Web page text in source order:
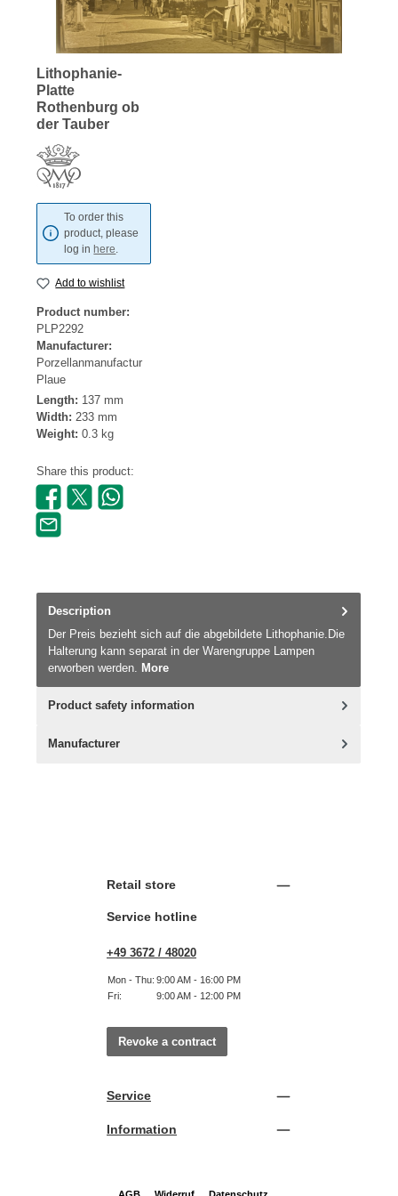
Lithophanie-
Platte
Rothenburg ob
der Tauber
To order this
product, please
log in here.
Add to wishlist
Product number:
PLP2292
Manufacturer:
Porzellanmanufactur
Plaue
Length: 137 mm
Width: 233 mm
Weight: 0.3 kg
Share this product:
Description
Der Preis bezieht sich auf die abgebildete Lithophanie.Die
Halterung kann separat in der Warengruppe Lampen
erworben werden. More
Product safety information
Manufacturer
Retail store
Service hotline
+49 3672 / 48020
Mon - Thu: 9:00 AM - 16:00 PM
Fri:
9:00 AM - 12:00 PM
Revoke a contract
Service
Information